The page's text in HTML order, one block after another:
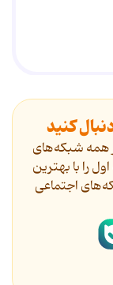
کنید
همه شبکه‌های
را با بهترین
اجتماعی